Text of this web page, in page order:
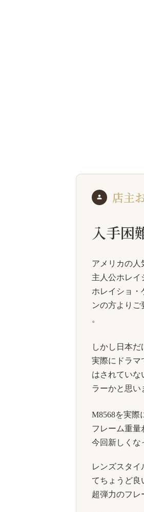
店主
入手困
アメリカの人
主人公ホレイ
ホレイショ
ンの方より
。
しかし日本
実際にドラマ
はされていな
ラーかと思い
M8568を実
フレーム重量
今回新しくな
レンズスタ
てちょうど良
超弾力のフレ